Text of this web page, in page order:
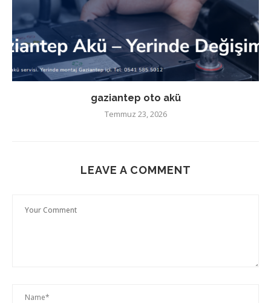
gaziantep oto akü
Temmuz 23, 2026
LEAVE A COMMENT